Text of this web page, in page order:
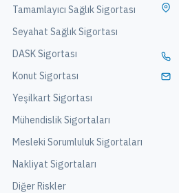
Tamamlayıcı Sağlık Sigortası
Seyahat Sağlık Sigortası
DASK Sigortası
Konut Sigortası
Yeşilkart Sigortası
Mühendislik Sigortaları
Mesleki Sorumluluk Sigortaları
Nakliyat Sigortaları
Diğer Riskler